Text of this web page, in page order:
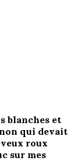
blanches et
qui devait
roux
sur mes